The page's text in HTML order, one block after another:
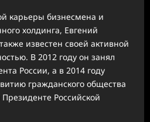
карьеры бизнесмена и
холдинга, Евгений
известен своей активной
В 2012 году он занял
России, а в 2014 году
гражданского общества
Российской